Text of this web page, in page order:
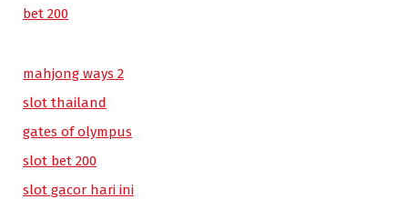
bet 200
mahjong ways 2
slot thailand
gates of olympus
slot bet 200
slot gacor hari ini